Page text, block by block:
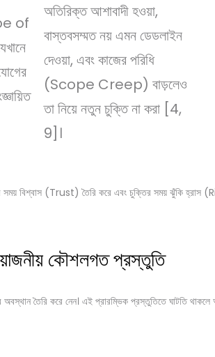
of
অতিরিক্ত আশাবাদী হওয়া,
বাস্তবসম্মত নয় এমন ডেডলাইন
দেওয়া, এবং কাজের পরিধি
(Scope Creep) বাড়লেও
তা নিয়ে নতুন চুক্তি না করা [4,
9]।
সময় বিশ্বাস (Trust) তৈরি করে এবং চুক্তির সময় ঝুঁকি
কৌশলগত প্রস্তুতি
তৈরি করে নেন। এই প্রারম্ভিক প্রস্তুতিতে ঘাটতি